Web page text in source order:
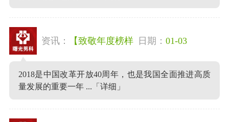
资讯： 【致敬年度榜样 日期： 01-03
2018是中国改革开放40周年，也是我国全面推进高质
量发展的重要一年 ... 「详细」